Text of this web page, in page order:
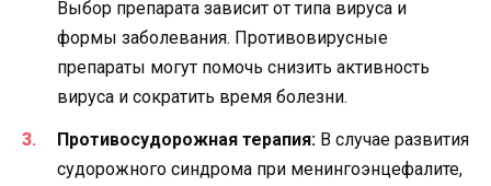
Выбор препарата зависит от типа вируса и
формы заболевания. Противовирусные
препараты могут помочь снизить активность
вируса и сократить время болезни.
Противосудорожная терапия: В случае развития
судорожного синдрома при менингоэнцефалите,